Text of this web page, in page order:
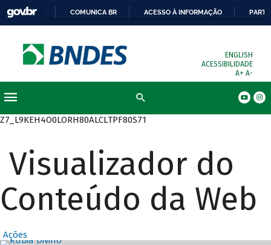
COMUNICA BR ACESSO À INFORMAÇÃO
ENGLISH
ACESSIBILIDADE
A+ A-
Z7_L9KEH4O0LORH80ALCLTPF80S71
Visualizador do
Conteúdo da Web
Ações